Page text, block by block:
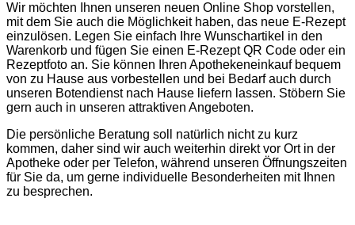
Wir möchten Ihnen unseren neuen Online Shop vorstellen,
mit dem Sie auch die Möglichkeit haben, das neue E-Rezept
einzulösen. Legen Sie einfach Ihre Wunschartikel in den
Warenkorb und fügen Sie einen E-Rezept QR Code oder ein
Rezeptfoto an. Sie können Ihren Apothekeneinkauf bequem
von zu Hause aus vorbestellen und bei Bedarf auch durch
unseren Botendienst nach Hause liefern lassen. Stöbern Sie
gern auch in unseren attraktiven Angeboten.
Die persönliche Beratung soll natürlich nicht zu kurz
kommen, daher sind wir auch weiterhin direkt vor Ort in der
Apotheke oder per Telefon, während unseren Öffnungszeiten
für Sie da, um gerne individuelle Besonderheiten mit Ihnen
zu besprechen.